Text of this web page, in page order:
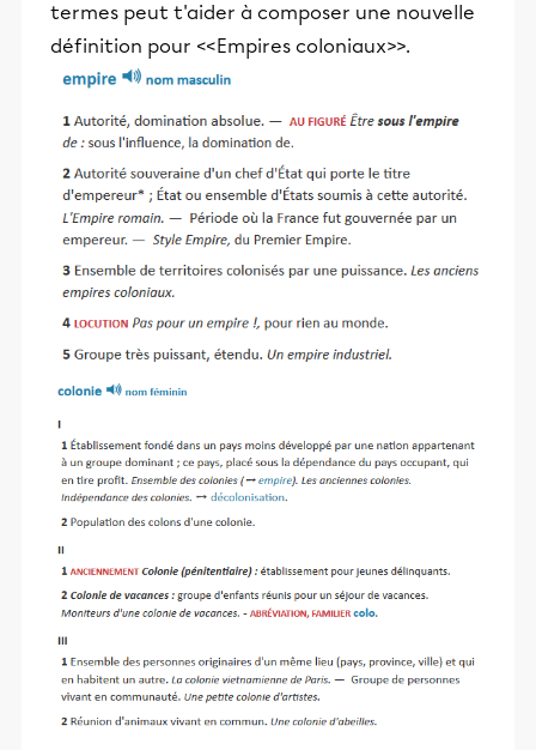
termes peut t'aider à composer une nouvelle
définition pour <<Empires coloniaux>>.